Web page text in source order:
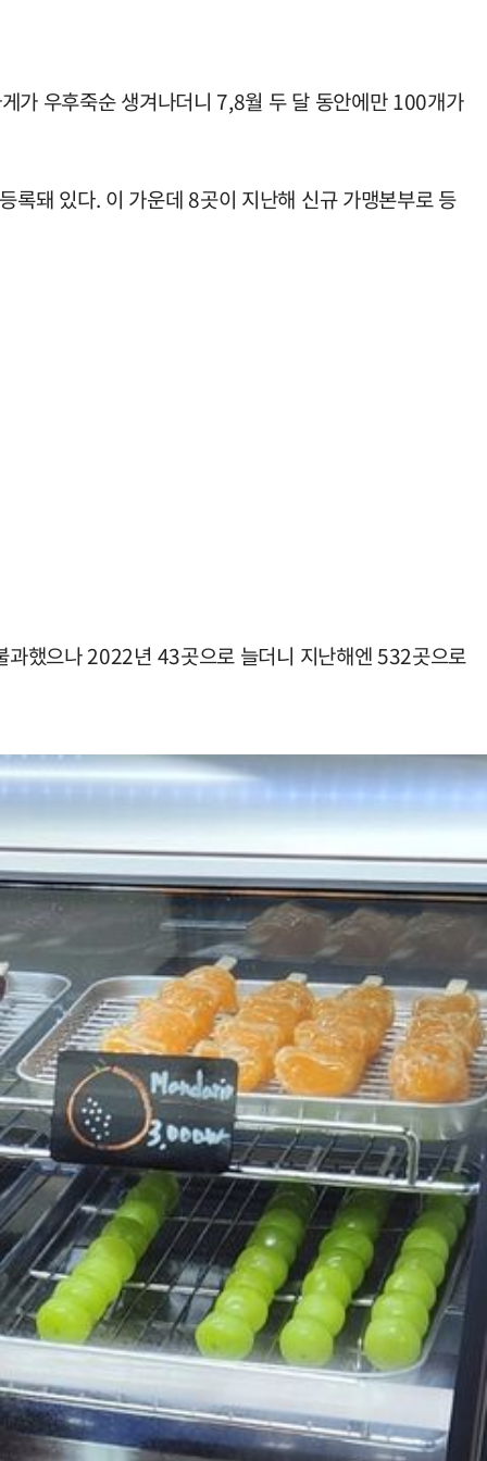
가 우후죽순 생겨나더니 7,8월 두 달 동안에만 100개가
록돼 있다. 이 가운데 8곳이 지난해 신규 가맹본부로 등
했으나 2022년 43곳으로 늘더니 지난해엔 532곳으로